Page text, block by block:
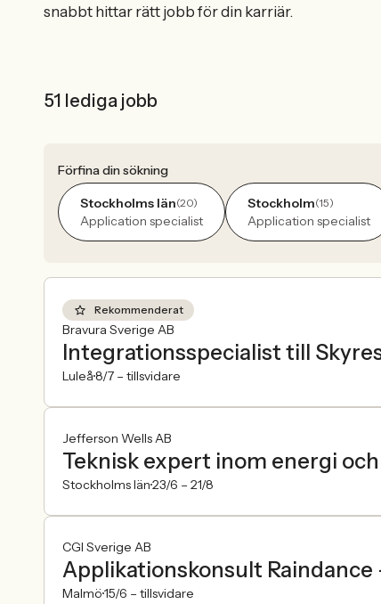
snabbt hittar rätt jobb för din karriär.
51 lediga jobb
Förfina din sökning
Stockholms län(20)
Application specialist
Stockholm(15)
Application specialist
Rekommenderat
Bravura Sverige AB
Integrationsspecialist till
Luleå8/7 – tillsvidare
Jefferson Wells AB
Teknisk expert inom energi
Stockholms län23/6 – 21/8
CGI Sverige AB
Applikationskonsult
Malmö15/6 – tillsvidare